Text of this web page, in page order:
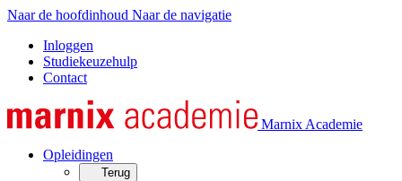
Naar de hoofdinhoud Naar de navigatie
Inloggen
Studiekeuzehulp
Contact
Marnix Academie
Opleidingen
Terug